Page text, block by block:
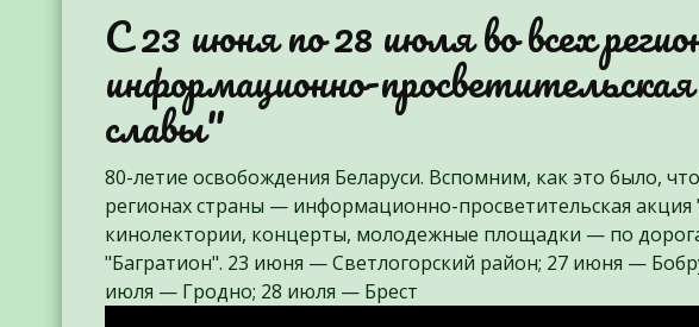
С 23 июня по 28 июля во всех
информационно-
славы"
80-летие освобождения Беларуси. Вспомним, как это было,
регионах страны — информационно-просветительская
кинолектории, концерты, молодежные площадки — по
"Багратион". 23 июня — Светлогорский район; 27 июня —
июля — Гродно; 28 июля — Брест